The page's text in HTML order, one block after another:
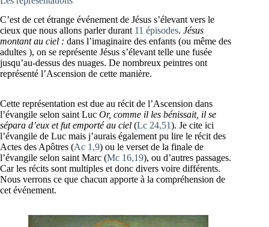
C’est de cet étrange événement de Jésus s’élevant vers le
cieux que nous allons parler durant 11 épisodes. Jésus
montant au ciel : dans l’imaginaire des enfants (ou même des
adultes ), on se représente Jésus s’élevant telle une fusée
jusqu’au-dessus des nuages. De nombreux peintres ont
représenté l’Ascension de cette manière.
Cette représentation est due au récit de l’Ascension dans
l’évangile selon saint Luc Or, comme il les bénissait, il se
sépara d’eux et fut emporté au ciel (Lc 24,51). Je cite ici
l’évangile de Luc mais j’aurais également pu lire le récit des
Actes des Apôtres (Ac 1,9) ou le verset de la finale de
l’évangile selon saint Marc (Mc 16,19), ou d’autres passages.
Car les récits sont multiples et donc divers voire différents.
Nous verrons ce que chacun apporte à la compréhension de
cet événement.